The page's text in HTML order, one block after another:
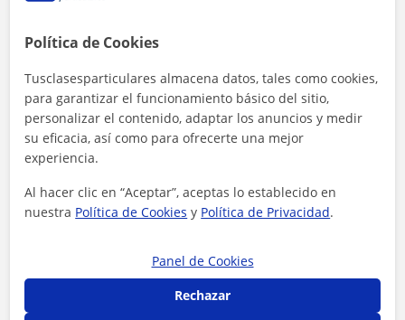
Profesor Voluntario
¿Quieres saber más de Mamen?
★★★37 valoraciones
Ver perfil
Política de Cookies
Tusclasesparticulares almacena datos, tales como cookies,
para garantizar el funcionamiento básico del sitio,
personalizar el contenido, adaptar los anuncios y medir
su eficacia, así como para ofrecerte una mejor
experiencia.
Al hacer clic en “Aceptar”, aceptas lo establecido en
nuestra Política de Cookies y Política de Privacidad.
Panel de Cookies
Rechazar